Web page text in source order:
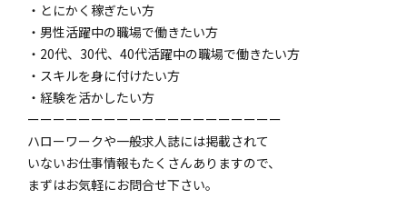
・とにかく稼ぎたい方
・男性活躍中の職場で働きたい方
・20代、30代、40代活躍中の職場で働きたい方
・スキルを身に付けたい方
・経験を活かしたい方
ーーーーーーーーーーーーーーーーーーーー
ハローワークや一般求人誌には掲載されて
いないお仕事情報もたくさんありますので、
まずはお気軽にお問合せ下さい。